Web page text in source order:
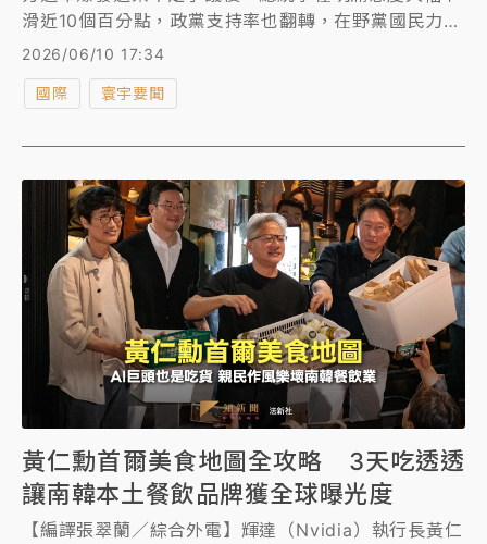
滑近10個百分點，政黨支持率也翻轉，在野黨國民力量
支持率超越執政黨共同民主黨，是一年多來首見。
2026/06/10 17:34
國際 寰宇要聞
黃仁勳首爾美食地圖全攻略 3天吃透透
讓南韓本土餐飲品牌獲全球曝光度
【編譯張翠蘭／綜合外電】輝達（Nvidia）執行長黃仁